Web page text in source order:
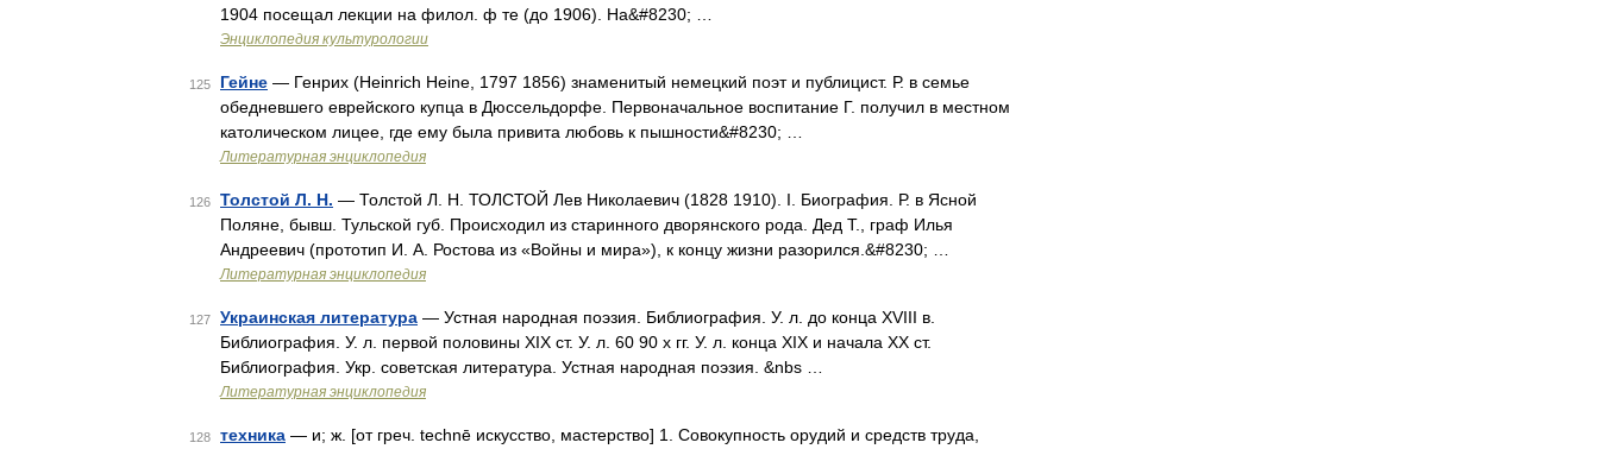
1904 посещал лекции на филол. ф те (до 1906). На&#8230; …
Энциклопедия культурологии
125 Гейне — Генрих (Heinrich Heine, 1797 1856) знаменитый немецкий поэт и публицист. Р. в семье
обедневшего еврейского купца в Дюссельдорфе. Первоначальное воспитание Г. получил в местном
католическом лицее, где ему была привита любовь к пышности&#8230; …
Литературная энциклопедия
126 Толстой Л. Н. — Толстой Л. Н. ТОЛСТОЙ Лев Николаевич (1828 1910). I. Биография. Р. в Ясной
Поляне, бывш. Тульской губ. Происходил из старинного дворянского рода. Дед Т., граф Илья
Андреевич (прототип И. А. Ростова из «Войны и мира»), к концу жизни разорился.&#8230; …
Литературная энциклопедия
127 Украинская литература — Устная народная поэзия. Библиография. У. л. до конца XVIII в.
Библиография. У. л. первой половины XIX ст. У. л. 60 90 х гг. У. л. конца XIX и начала XX ст.
Библиография. Укр. советская литература. Устная народная поэзия. &nbs …
Литературная энциклопедия
128 техника — и; ж. [от греч. technē искусство, мастерство] 1. Совокупность орудий и средств труда,